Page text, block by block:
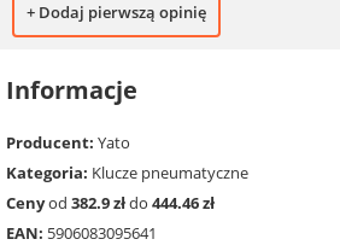
+ Dodaj pierwszą opinię
Informacje
Producent: Yato
Kategoria: Klucze pneumatyczne
Cenyod 382.9 złdo 444.46 zł
EAN: 5906083095641